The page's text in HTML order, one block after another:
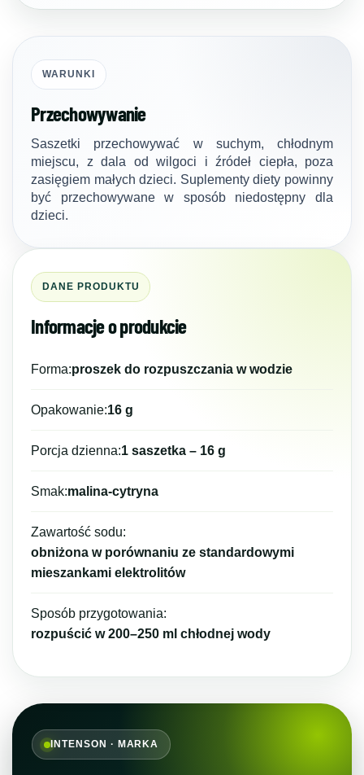
WARUNKI
Przechowywanie
Saszetki przechowywać w suchym, chłodnym
miejscu, z dala od wilgoci i źródeł ciepła, poza
zasięgiem małych dzieci. Suplementy diety powinny
być przechowywane w sposób niedostępny dla
dzieci.
DANE PRODUKTU
Informacje o produkcie
Forma:proszek do rozpuszczania w wodzie
Opakowanie:16 g
Porcja dzienna:1 saszetka – 16 g
Smak:malina-cytryna
Zawartość sodu:
obniżona w porównaniu ze standardowymi
mieszankami elektrolitów
Sposób przygotowania:
rozpuścić w 200–250 ml chłodnej wody
INTENSON · MARKA